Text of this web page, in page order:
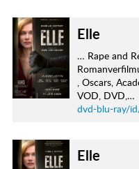
Elle
… Rape and
, Oscars,
VOD, DVD,…
dvd-blu-ray/
Elle